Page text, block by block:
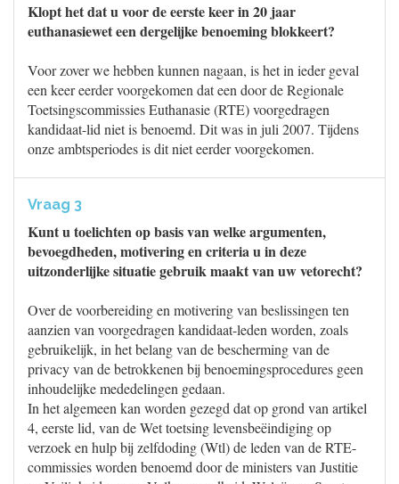
Klopt het dat u voor de eerste keer in 20 jaar
euthanasiewet een dergelijke benoeming blokkeert?
Voor zover we hebben kunnen nagaan, is het in ieder geval
een keer eerder voorgekomen dat een door de Regionale
Toetsingscommissies Euthanasie (RTE) voorgedragen
kandidaat-lid niet is benoemd. Dit was in juli 2007. Tijdens
onze ambtsperiodes is dit niet eerder voorgekomen.
Vraag 3
Kunt u toelichten op basis van welke argumenten,
bevoegdheden, motivering en criteria u in deze
uitzonderlijke situatie gebruik maakt van uw vetorecht?
Over de voorbereiding en motivering van beslissingen ten
aanzien van voorgedragen kandidaat-leden worden, zoals
gebruikelijk, in het belang van de bescherming van de
privacy van de betrokkenen bij benoemingsprocedures geen
inhoudelijke mededelingen gedaan.
In het algemeen kan worden gezegd dat op grond van artikel
4, eerste lid, van de Wet toetsing levensbeëindiging op
verzoek en hulp bij zelfdoding (Wtl) de leden van de RTE-
commissies worden benoemd door de ministers van Justitie